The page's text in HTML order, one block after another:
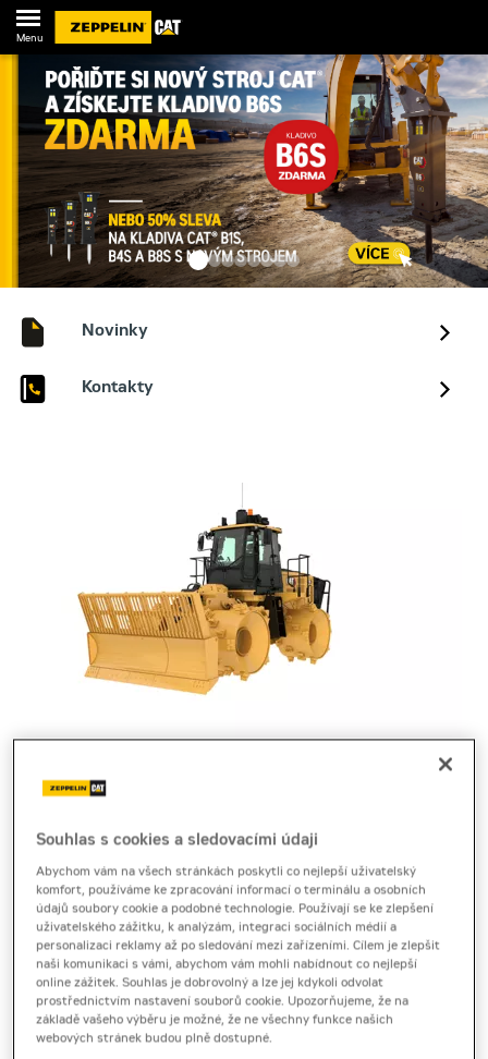
Menu
Novinky
Kontakty
Cat 816
Technický list [1,1 MB] Brožura [14,3 MB]
Skládkový kompaktor Cat 816 Cat nabízí vysoký tlak,
odolnost a spolehlivost pro efektivní práci na
skládkách.
Souhlas s cookies a sledovacími údaji
Abychom vám na všech stránkách poskytli co nejlepší uživatelský
komfort, používáme ke zpracování informací o terminálu a osobních
údajů soubory cookie a podobné technologie. Používají se ke zlepšení
uživatelského zážitku, k analýzám, integraci sociálních médií a
personalizaci reklamy až po sledování mezi zařízeními. Cílem je zlepšit
naši komunikaci s vámi, abychom vám mohli nabídnout co nejlepší
online zážitek. Souhlas je dobrovolný a lze jej kdykoli odvolat
prostřednictvím nastavení souborů cookie. Upozorňujeme, že na
základě vašeho výběru je možné, že ne všechny funkce našich
webových stránek budou plně dostupné.